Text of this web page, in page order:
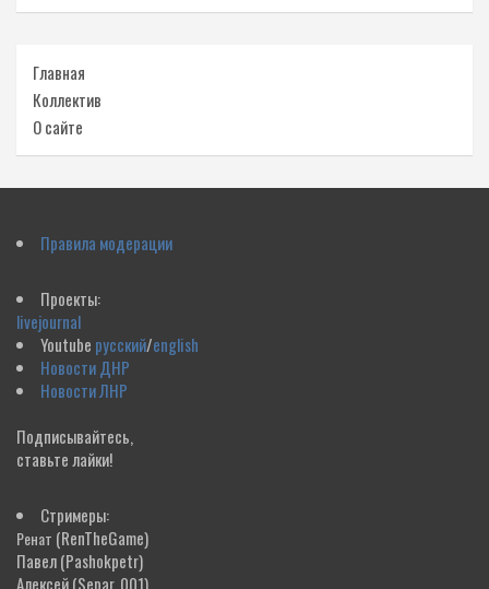
Главная
Коллектив
О сайте
Правила модерации
Проекты:
livejournal
Youtube русский/english
Новости ДНР
Новости ЛНР
Подписывайтесь,
ставьте лайки!
Стримеры:
Ренат (RenTheGame)
Павел(Pashokpetr)
Алексей(Separ_001)